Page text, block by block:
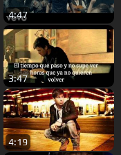
4:47
3:47
4:19